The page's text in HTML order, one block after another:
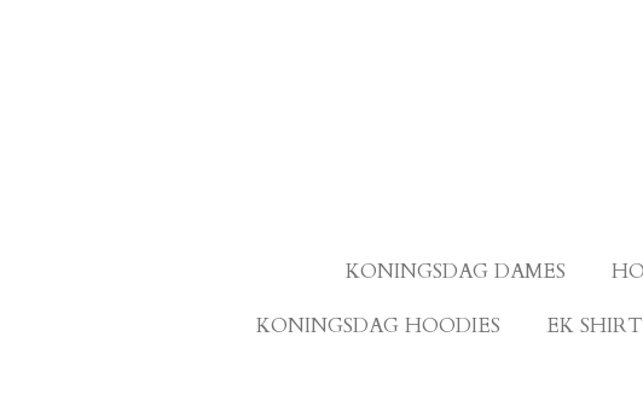
KONINGSDAG DAMES
KONINGSDAG HOODIES
EK SHIRT